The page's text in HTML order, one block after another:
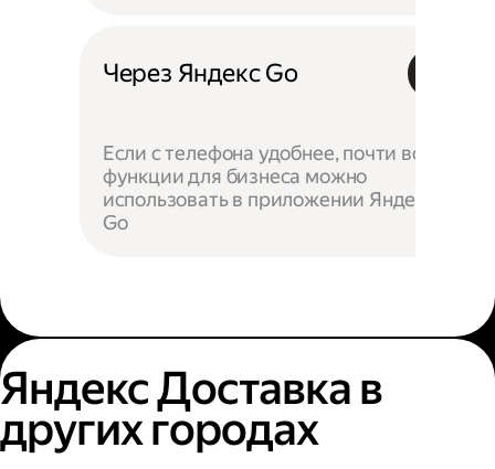
Через Яндекс Go
Если с телефона удобнее, почти все
функции для бизнеса можно
использовать в приложении Яндекс
Go
Яндекс Доставка в
других городах